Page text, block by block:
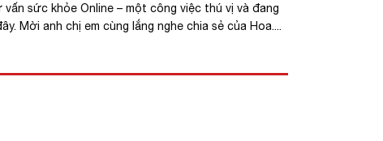
vấn sức khỏe Online – một công việc thú vị và đang
Mời anh chị em cùng lắng nghe chia sẻ của Hoa....